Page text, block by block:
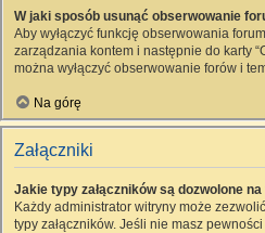
W jaki sposób usunąć obserwowanie
Aby wyłączyć funkcję obserwowania
zarządzania kontem i następnie do karty
można wyłączyć obserwowanie forów i
Na górę
Załączniki
Jakie typy załączników są dozwolone
Każdy administrator witryny może
typy załączników. Jeśli nie masz